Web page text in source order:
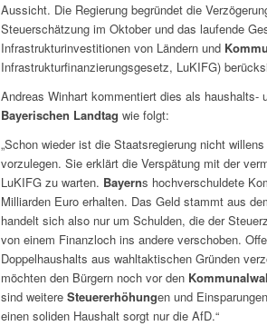
Aussicht. Die Regierung begründet die
Steuerschätzung im Oktober und das laufende
Infrastrukturinvestitionen von Ländern und
Infrastrukturfinanzierungsgesetz, LuKIFG)
Andreas Winhart kommentiert dies als haushalts-
Bayerischen Landtag wie folgt:
„Schon wieder ist die Staatsregierung nicht
vorzulegen. Sie erklärt die Verspätung mit der
LuKIFG zu warten. Bayerns hochverschuldete
Milliarden Euro erhalten. Das Geld stammt aus
handelt sich also nur um Schulden, die der
von einem Finanzloch ins andere verschoben.
Doppelhaushalts aus wahltaktischen Gründen
möchten den Bürgern noch vor den
sind weitere Steuererhöhungen und
einen soliden Haushalt sorgt nur die AfD.“